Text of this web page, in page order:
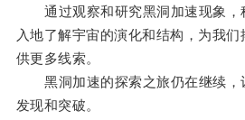
通过观察和研究黑洞加速现象，
入地了解宇宙的演化和结构，为我
供更多线索。
黑洞加速的探索之旅仍在继续，
发现和突破。